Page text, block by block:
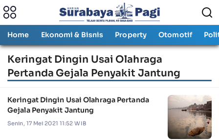
Home Ekonomi & Bisnis Property Otomotif
Keringat Dingin Usai Olahraga
Pertanda Gejala Penyakit Jantung
Keringat Dingin Usai Olahraga Pertanda
Gejala Penyakit Jantung
Senin, 17 Mei 2021 11:52 WIB